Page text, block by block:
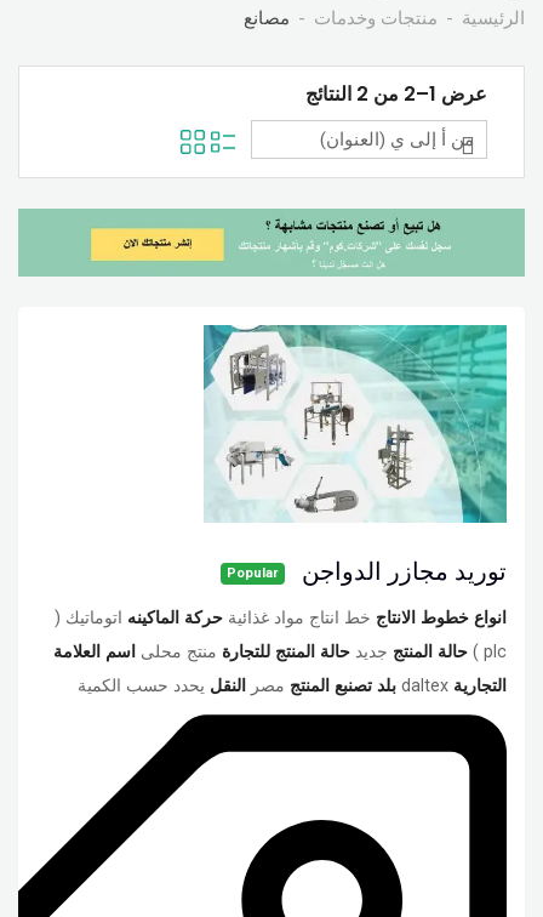
الرئيسية منتجات وخدمات مصانع
عرض 1–2 من 2 النتائج
توريد مجازر الدواجن Popular
انواع خطوط الانتاج خط انتاج مواد غذائية حركة الماكينه اتوماتيك (
plc )
حالة المنتج جديد حالة المنتج للتجارة منتج محلى اسم العلامة
التجارية daltex بلد تصنبع المنتج مصر النقل يحدد حسب الكمية